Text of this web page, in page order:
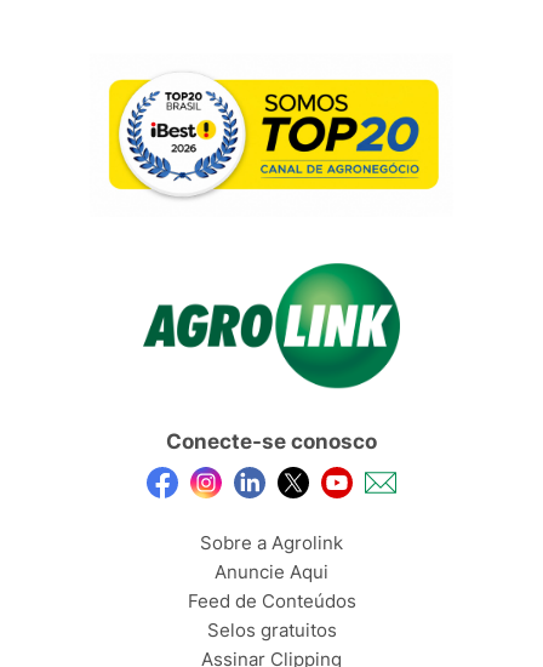
Conecte-se conosco
Sobre a Agrolink
Anuncie Aqui
Feed de Conteúdos
Selos gratuitos
Assinar Clipping